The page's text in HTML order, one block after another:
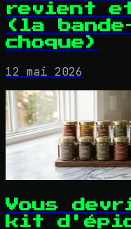
revient
(la
choque)
12 mai 2026
Vous
kit